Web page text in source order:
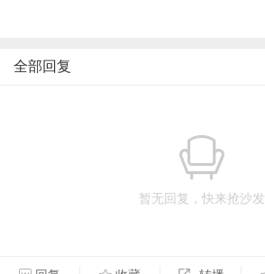
全部回复
暂无回复，快来抢沙发